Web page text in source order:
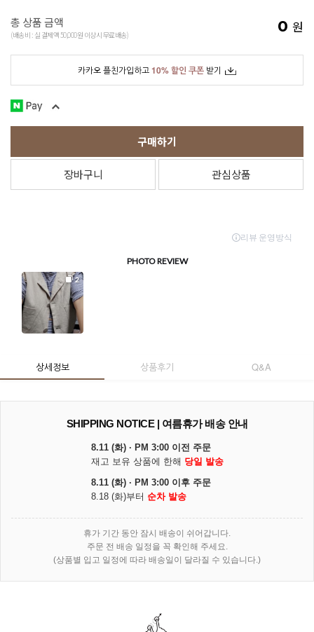
총 상품 금액
(배송비 : 실 결제액 50,000원 이상시 무료배송) 0 원
카카오 플친가입하고10% 할인 쿠폰 받기
구매하기
장바구니 관심상품
상세정보 상품후기 Q&A
SHIPPING NOTICE | 여름휴가 배송 안내
8.11 (화) · PM 3:00 이전 주문
재고 보유 상품에 한해 당일 발송
8.11 (화) · PM 3:00 이후 주문
8.18 (화)부터 순차 발송
휴가 기간 동안 잠시 배송이 쉬어갑니다.
주문 전 배송 일정을 꼭 확인해 주세요.
(상품별 입고 일정에 따라 배송일이 달라질 수 있습니다.)